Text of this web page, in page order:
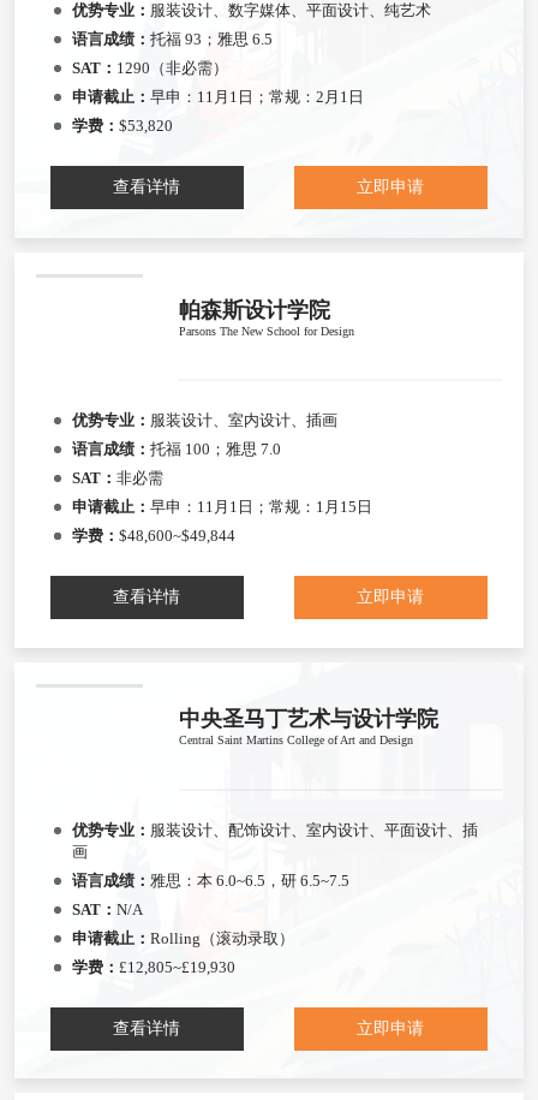
优势专业： 服装设计、数字媒体、平面设计、纯艺术
语言成绩： 托福 93；雅思 6.5
SAT： 1290（非必需）
申请截止： 早申：11月1日；常规：2月1日
学费： $53,820
查看详情 立即申请
帕森斯设计学院
Parsons The New School for Design
优势专业： 服装设计、室内设计、插画
语言成绩： 托福 100；雅思 7.0
SAT： 非必需
申请截止： 早申：11月1日；常规：1月15日
学费： $48,600~$49,844
查看详情 立即申请
中央圣马丁艺术与设计学院
Central Saint Martins College of Art and Design
优势专业： 服装设计、配饰设计、室内设计、平面设计、插
画
语言成绩： 雅思：本 6.0~6.5，研 6.5~7.5
SAT： N/A
申请截止： Rolling（滚动录取）
学费： £12,805~£19,930
查看详情 立即申请